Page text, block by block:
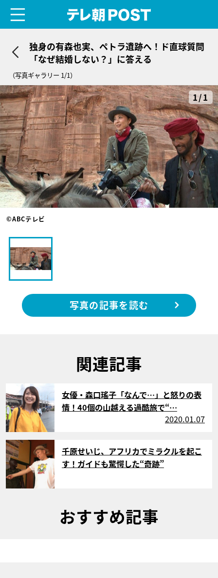
独身の有森也実、ペトラ遺跡へ！ド直球質問
「なぜ結婚しない？」に答える
（写真ギャラリー 1/1）
1/1
©ABCテレビ
写真の記事を読む
関連記事
女優・森口瑤子「なんで…」と怒りの表
情！40個の山越える過酷旅で“…
2020.01.07
サムネイル
千原せいじ、アフリカでミラクルを起こ
す！ガイドも驚愕した“奇跡”
おすすめ記事